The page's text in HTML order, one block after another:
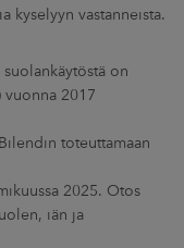
kyselyyn vastanneista.
on
vuonna 2017
toteuttamaan
2025. Otos
iän ja